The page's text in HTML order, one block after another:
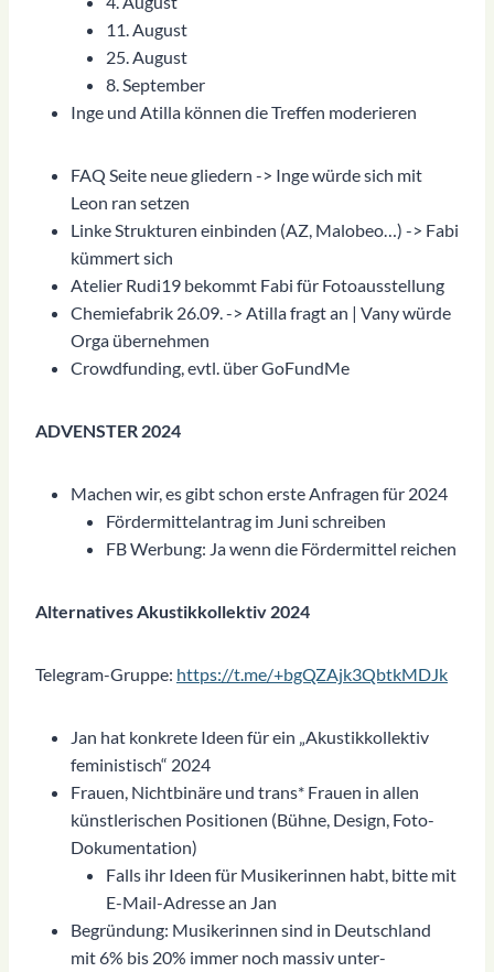
11. August
25. August
8. September
Inge und Atilla können die Treffen moderieren
FAQ Seite neue gliedern -> Inge würde sich mit
Leon ran setzen
Linke Strukturen einbinden (AZ, Malobeo…) -> Fabi
kümmert sich
Atelier Rudi19 bekommt Fabi für Fotoausstellung
Chemiefabrik 26.09. -> Atilla fragt an | Vany würde
Orga übernehmen
Crowdfunding, evtl. über GoFundMe
ADVENSTER 2024
Machen wir, es gibt schon erste Anfragen für 2024
Fördermittelantrag im Juni schreiben
FB Werbung: Ja wenn die Fördermittel reichen
Alternatives Akustikkollektiv 2024
Telegram-Gruppe: https://t.me/+bgQZAjk3QbtkMDJk
Jan hat konkrete Ideen für ein „Akustikkollektiv
feministisch“ 2024
Frauen, Nichtbinäre und trans* Frauen in allen
künstlerischen Positionen (Bühne, Design, Foto-
Dokumentation)
Falls ihr Ideen für Musikerinnen habt, bitte mit
E-Mail-Adresse an Jan
Begründung: Musikerinnen sind in Deutschland
mit 6% bis 20% immer noch massiv unter-